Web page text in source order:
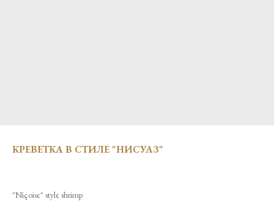
КРЕВЕТКА В СТИЛЕ "НИСУАЗ"
"Niçoise" style shrimp